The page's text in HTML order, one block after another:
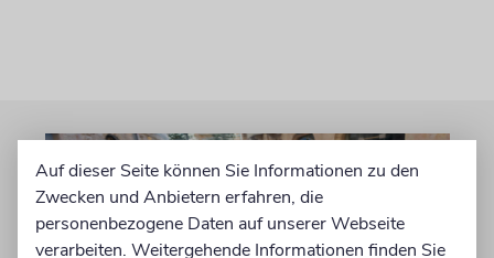
Auf dieser Seite können Sie Informationen zu den
Zwecken und Anbietern erfahren, die
personenbezogene Daten auf unserer Webseite
verarbeiten. Weitergehende Informationen finden Sie